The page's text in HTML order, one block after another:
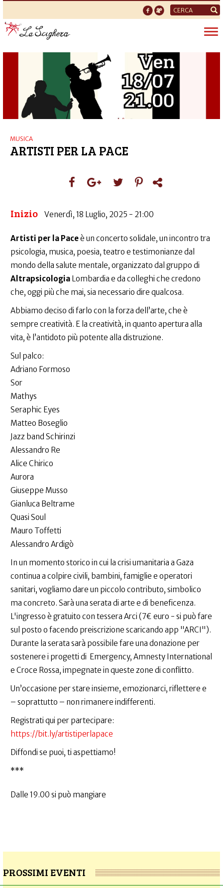
Form
di
ricerca
MUSICA
ARTISTI PER LA PACE
Inizio Venerdì, 18 Luglio, 2025 - 21:00
Artisti per la Paceè un concerto solidale, un incontro tra
psicologia, musica, poesia, teatro e testimonianze dal
mondo della salute mentale, organizzato dal gruppo di
Altrapsicologia Lombardia e da colleghi che credono
che, oggi più che mai, sia necessario dire qualcosa.
Abbiamo deciso di farlo con la forza dell’arte, che è
sempre creatività. E la creatività, in quanto apertura alla
vita, è l’antidoto più potente alla distruzione.
Sul palco:
Adriano Formoso
Sor
Mathys
Seraphic Eyes
Matteo Boseglio
Jazz band Schirinzi
Alessandro Re
Alice Chirico
Aurora
Giuseppe Musso
Gianluca Beltrame
Quasi Soul
Mauro Toffetti
Alessandro Ardigò
In un momento storico in cui la crisi umanitaria a Gaza
continua a colpire civili, bambini, famiglie e operatori
sanitari, vogliamo dare un piccolo contributo, simbolico
ma concreto. Sarà una serata di arte e di beneficenza.
L'ingresso è gratuito con tessera Arci (7€ euro - si può fare
sul posto o facendo preiscrizione scaricando app "ARCI").
Durante la serata sarà possibile fare una donazione per
sostenere i progetti di Emergency, Amnesty International
e Croce Rossa, impegnate in queste zone di conflitto.
Un’occasione per stare insieme, emozionarci, riflettere e
– soprattutto – non rimanere indifferenti.
Registrati qui per partecipare:
https://bit.ly/artistiperlapace
Diffondi se puoi, ti aspettiamo!
***
Dalle 19.00 si può mangiare
PROSSIMI EVENTI